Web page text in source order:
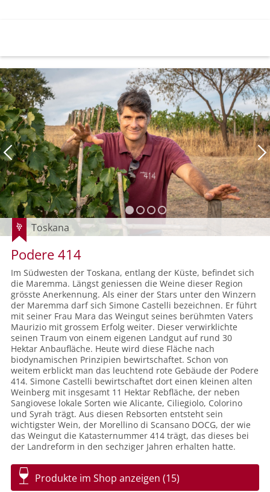
Toskana
Podere 414
Im Südwesten der Toskana, entlang der Küste, befindet sich
die Maremma. Längst geniessen die Weine dieser Region
grösste Anerkennung. Als einer der Stars unter den Winzern
der Maremma darf sich Simone Castelli bezeichnen. Er führt
mit seiner Frau Mara das Weingut seines berühmten Vaters
Maurizio mit grossem Erfolg weiter. Dieser verwirklichte
seinen Traum von einem eigenen Landgut auf rund 30
Hektar Anbaufläche. Heute wird diese Fläche nach
biodynamischen Prinzipien bewirtschaftet. Schon von
weitem erblickt man das leuchtend rote Gebäude der Podere
414. Simone Castelli bewirtschaftet dort einen kleinen alten
Weinberg mit insgesamt 11 Hektar Rebfläche, der neben
Sangiovese lokale Sorten wie Alicante, Ciliegiolo, Colorino
und Syrah trägt. Aus diesen Rebsorten entsteht sein
wichtigster Wein, der Morellino di Scansano DOCG, der wie
das Weingut die Katasternummer 414 trägt, das dieses bei
der Landreform in den sechziger Jahren erhalten hatte.
Produkte im Shop anzeigen (15)